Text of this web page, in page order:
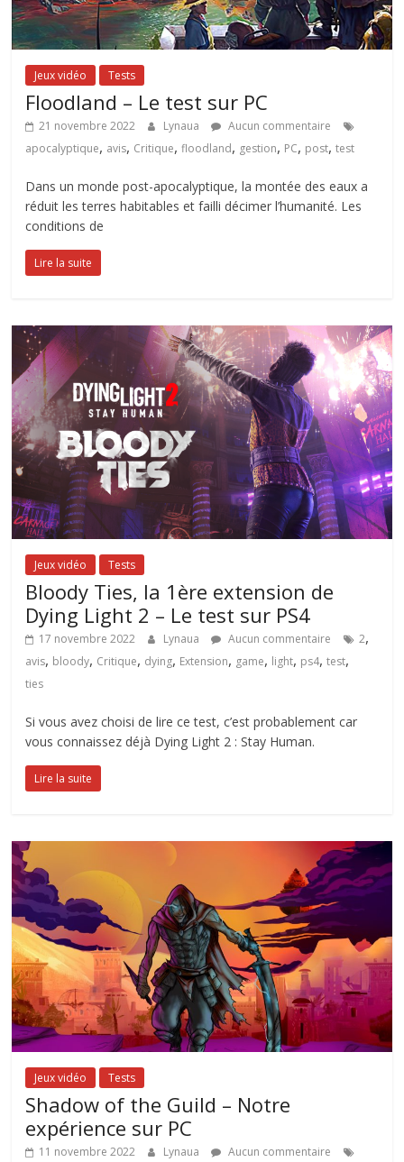
Jeux vidéo Tests
Floodland – Le test sur PC
21 novembre 2022 Lynaua
Aucun commentaire
apocalyptique, avis, Critique,floodland, gestion, PC, post,test
Dans un monde post-apocalyptique, la montée des eaux a
réduit les terres habitables et failli décimer l’humanité. Les
conditions de
Lire la suite
Jeux vidéo Tests
Bloody Ties, la 1ère extension de
Dying Light 2 – Le test sur PS4
17 novembre 2022 Lynaua Aucun commentaire 2,
avis, bloody, Critique, dying, Extension, game, light, ps4,test,
ties
Si vous avez choisi de lire ce test, c’est probablement car
vous connaissez déjà Dying Light 2 : Stay Human.
Lire la suite
Jeux vidéo Tests
Shadow of the Guild – Notre
expérience sur PC
11 novembre 2022 Lynaua
Aucun commentaire